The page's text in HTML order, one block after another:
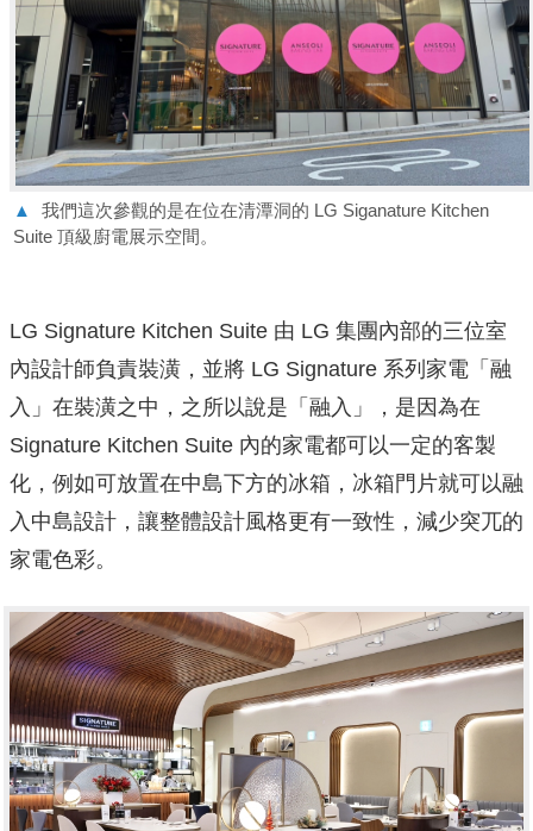
▲
我們這次參觀的是在位在清潭洞的 LG Siganature Kitchen
Suite 頂級廚電展示空間。
LG Signature Kitchen Suite 由 LG 集團內部的三位室
內設計師負責裝潢，並將 LG Signature 系列家電「融
入」在裝潢之中，之所以說是「融入」，是因為在
Signature Kitchen Suite 內的家電都可以一定的客製
化，例如可放置在中島下方的冰箱，冰箱門片就可以融
入中島設計，讓整體設計風格更有一致性，減少突兀的
家電色彩。